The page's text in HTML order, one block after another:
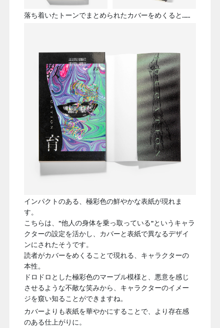
落ち着いたトーンでまとめられたカバーをめくると……
インパクトのある、極彩色の鮮やかな表紙が現れま
す。
こちらは、”他人の身体を乗っ取っている”というキャラ
クターの設定を活かし、カバーと表紙で異なるデザイ
ンにされたそうです。
読者がカバーをめくることで現れる、キャラクターの
本性。
ドロドロとした極彩色のマーブル模様と、悪意を感じ
させるような不敵な笑みから、キャラクターのイメー
ジを窺い知ることができますね。
カバーよりも表紙を華やかにすることで、より存在感
のある仕上がりに。